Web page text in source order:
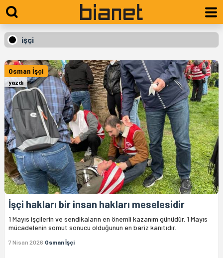
işçi
Osman İşçi
yazdı
İşçi hakları bir insan hakları meselesidir
1 Mayıs işçilerin ve sendikaların en önemli kazanım günüdür. 1 Mayıs
mücadelenin somut sonucu olduğunun en bariz kanıtıdır.
7 Nisan 2026 Osman İşçi